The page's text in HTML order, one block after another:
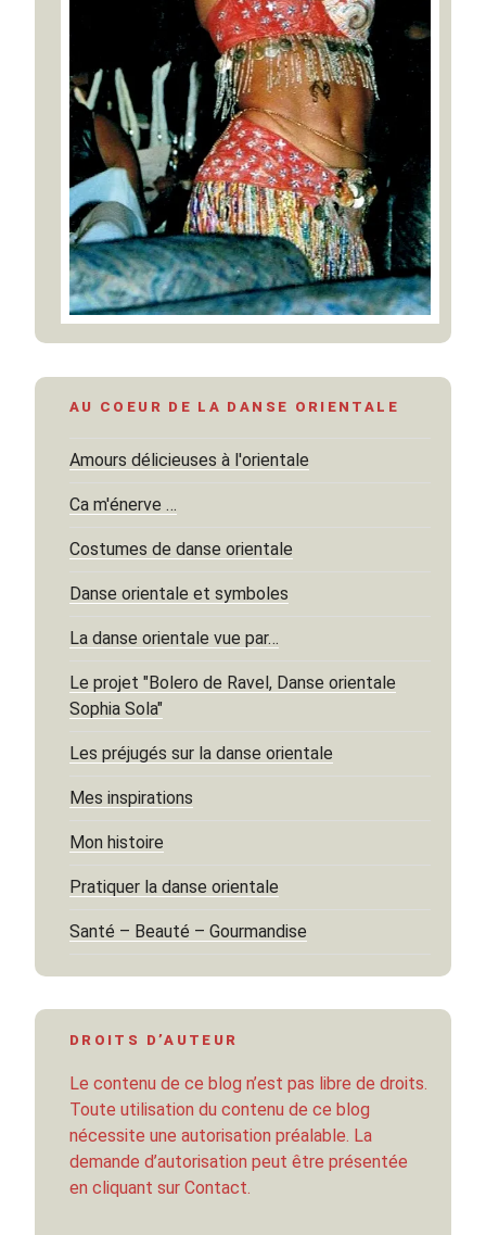
AU COEUR DE LA DANSE ORIENTALE
Amours délicieuses à l'orientale
Ca m'énerve …
Costumes de danse orientale
Danse orientale et symboles
La danse orientale vue par…
Le projet "Bolero de Ravel, Danse orientale
Sophia Sola"
Les préjugés sur la danse orientale
Mes inspirations
Mon histoire
Pratiquer la danse orientale
Santé – Beauté – Gourmandise
DROITS D’AUTEUR
Le contenu de ce blog n’est pas libre de droits.
Toute utilisation du contenu de ce blog
nécessite une autorisation préalable. La
demande d’autorisation peut être présentée
en cliquant sur Contact.